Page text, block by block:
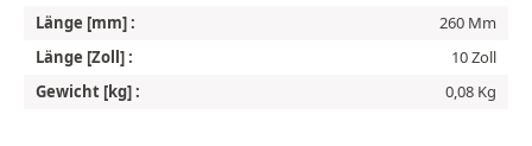
Länge [mm] :
260 Mm
Länge [Zoll] :
10 Zoll
Gewicht [kg] :
0,08 Kg